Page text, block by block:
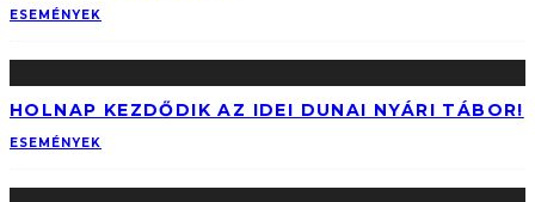
ESEMÉNYEK
HOLNAP KEZDŐDIK AZ IDEI DUNAI NYÁRI TÁBOR!
ESEMÉNYEK